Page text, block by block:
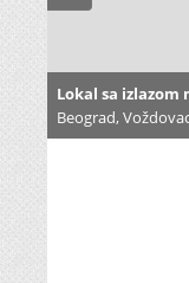
Lokal sa izlazom
Beograd,